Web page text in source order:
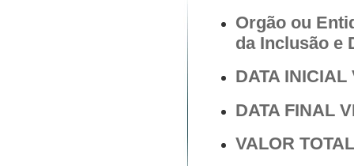
Orgão ou
da Inclusão e
DATA INICIAL
DATA FINAL
VALOR